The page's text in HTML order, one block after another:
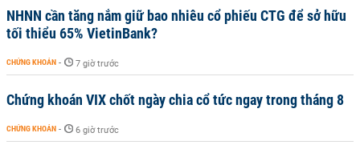
NHNN cần tăng nắm giữ bao nhiêu cổ phiếu CTG để sở hữu
tối thiểu 65% VietinBank?
CHỨNG KHOÁN - 7 giờ trước
Chứng khoán VIX chốt ngày chia cổ tức ngay trong tháng 8
CHỨNG KHOÁN - 6 giờ trước